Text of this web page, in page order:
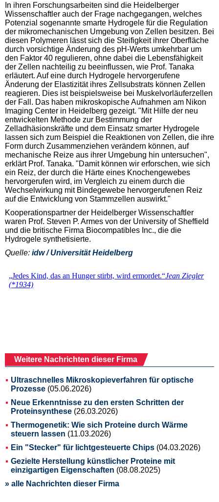
In ihren Forschungsarbeiten sind die Heidelberger
Wissenschaftler auch der Frage nachgegangen, welches
Potenzial sogenannte smarte Hydrogele für die Regulation
der mikromechanischen Umgebung von Zellen besitzen. Bei
diesen Polymeren lässt sich die Steifigkeit ihrer Oberfläche
durch vorsichtige Änderung des pH-Werts umkehrbar um
den Faktor 40 regulieren, ohne dabei die Lebensfähigkeit
der Zellen nachteilig zu beeinflussen, wie Prof. Tanaka
erläutert. Auf eine durch Hydrogele hervorgerufene
Änderung der Elastizität ihres Zellsubstrats können Zellen
reagieren. Dies ist beispielsweise bei Muskelvorläuferzellen
der Fall. Das haben mikroskopische Aufnahmen am Nikon
Imaging Center in Heidelberg gezeigt. "Mit Hilfe der neu
entwickelten Methode zur Bestimmung der
Zelladhäsionskräfte und dem Einsatz smarter Hydrogele
lassen sich zum Beispiel die Reaktionen von Zellen, die ihre
Form durch Zusammenziehen verändern können, auf
mechanische Reize aus ihrer Umgebung hin untersuchen",
erklärt Prof. Tanaka. "Damit können wir erforschen, wie sich
ein Reiz, der durch die Härte eines Knochengewebes
hervorgerufen wird, im Vergleich zu einem durch die
Wechselwirkung mit Bindegewebe hervorgerufenen Reiz
auf die Entwicklung von Stammzellen auswirkt."
Kooperationspartner der Heidelberger Wissenschaftler
waren Prof. Steven P. Armes von der University of Sheffield
und die britische Firma Biocompatibles Inc., die die
Hydrogele synthetisierte.
Quelle: idw / Universität Heidelberg
Weitere Nachrichten dieser Firma
Ultraschnelles Mikroskopieverfahren für optische
Prozesse (05.06.2026)
Neue Erkenntnisse zu den ersten Schritten der
Proteinsynthese (26.03.2026)
Thermogenetik: Wie sich Proteine durch Wärme
steuern lassen (11.03.2026)
Ein "Stecker" für lichtgesteuerte Chips (04.03.2026)
Gezielte Herstellung künstlicher Proteine mit
einzigartigen Eigenschaften (08.08.2025)
» alle Nachrichten dieser Firma